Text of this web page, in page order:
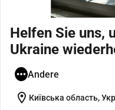
Helfen Sie uns,
Ukraine
Andere
location_on Київська область,